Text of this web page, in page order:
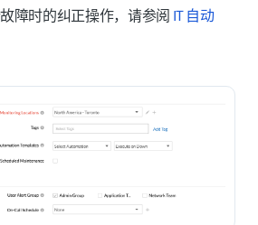
障时的纠正操作，请参阅 IT 自动